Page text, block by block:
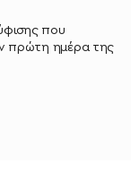
που
πρώτη ημέρα της